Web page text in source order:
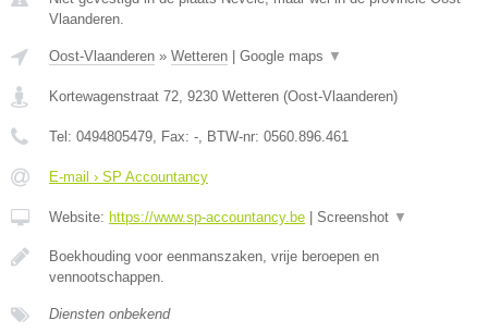
Vlaanderen.
Oost-Vlaanderen » Wetteren Google maps ▼
Kortewagenstraat 72, 9230 Wetteren (Oost-Vlaanderen)
Tel: 0494805479, Fax: -, BTW-nr: 0560.896.461
E-mail › SP Accountancy
Website: https://www.sp-accountancy.be Screenshot ▼
Boekhouding voor eenmanszaken, vrije beroepen en
vennootschappen.
Diensten onbekend